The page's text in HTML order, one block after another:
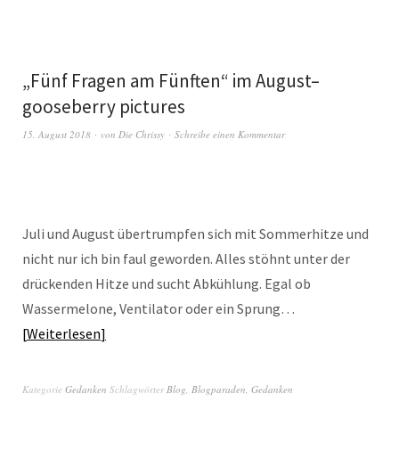
„Fünf Fragen am Fünften“ im August–
gooseberry pictures
15. August 2018 von Die Chrissy Schreibe einen Kommentar
Juli und August übertrumpfen sich mit Sommerhitze und
nicht nur ich bin faul geworden. Alles stöhnt unter der
drückenden Hitze und sucht Abkühlung. Egal ob
Wassermelone, Ventilator oder ein Sprung…
Weiterlesen
Kategorie Gedanken SchlagwörterBlog, Blogparaden, Gedanken